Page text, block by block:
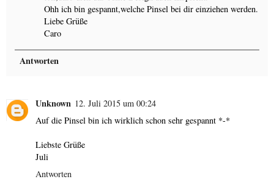
Ohh ich bin gespannt,welche Pinsel bei dir einziehen werden.
Liebe Grüße
Caro
Antworten
Unknown 12. Juli 2015 um 00:24
Auf die Pinsel bin ich wirklich schon sehr gespannt *-*
Liebste Grüße
Juli
Antworten